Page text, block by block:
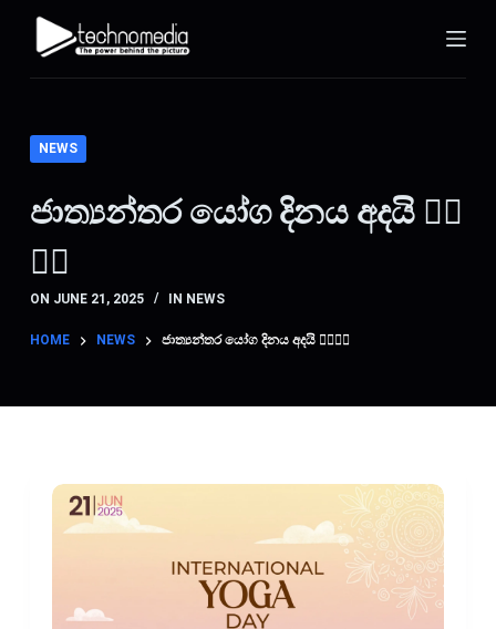
o
o
NEWS
ජාත්‍යන්තර යෝග දිනය අදයි 🧎‍♀
💆‍♀
ON JUNE 21, 2025 IN NEWS
HOME NEWS ජාත්‍යන්තර යෝග දිනය අදයි 🧎‍♀💆‍♀